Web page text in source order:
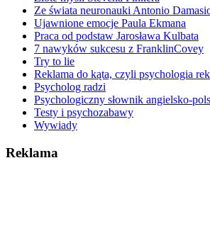
Ze świata neuronauki Antonio
Ujawnione emocje Paula Ekmana
Praca od podstaw Jarosława Kulbata
7 nawyków sukcesu z FranklinCovey
Try to lie
Reklama do kąta, czyli psychologia
Psycholog radzi
Psychologiczny słownik angielsko-
Testy i psychozabawy
Wywiady
Reklama